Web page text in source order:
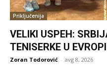
Priključenija
VELIKI USPEH:
TENISERKE U EVROPI
Zoran Todorović - avg 8, 2026